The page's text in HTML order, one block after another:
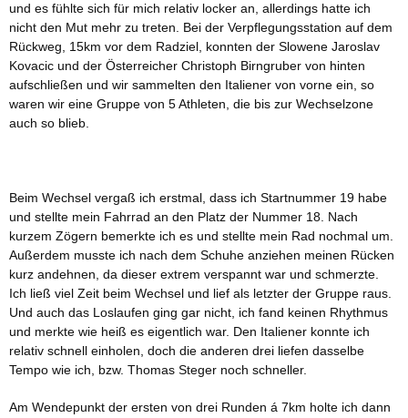
und es fühlte sich für mich relativ locker an, allerdings hatte ich
nicht den Mut mehr zu treten. Bei der Verpflegungsstation auf dem
Rückweg, 15km vor dem Radziel, konnten der Slowene Jaroslav
Kovacic und der Österreicher Christoph Birngruber von hinten
aufschließen und wir sammelten den Italiener von vorne ein, so
waren wir eine Gruppe von 5 Athleten, die bis zur Wechselzone
auch so blieb.
Beim Wechsel vergaß ich erstmal, dass ich Startnummer 19 habe
und stellte mein Fahrrad an den Platz der Nummer 18. Nach
kurzem Zögern bemerkte ich es und stellte mein Rad nochmal um.
Außerdem musste ich nach dem Schuhe anziehen meinen Rücken
kurz andehnen, da dieser extrem verspannt war und schmerzte.
Ich ließ viel Zeit beim Wechsel und lief als letzter der Gruppe raus.
Und auch das Loslaufen ging gar nicht, ich fand keinen Rhythmus
und merkte wie heiß es eigentlich war. Den Italiener konnte ich
relativ schnell einholen, doch die anderen drei liefen dasselbe
Tempo wie ich, bzw. Thomas Steger noch schneller.
Am Wendepunkt der ersten von drei Runden á 7km holte ich dann